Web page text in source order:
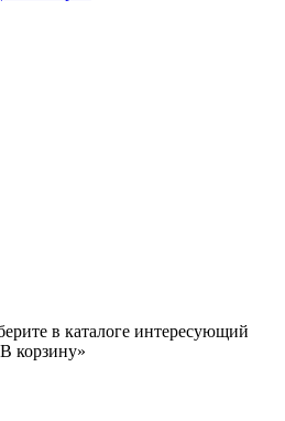
в каталоге интересующий
корзину»